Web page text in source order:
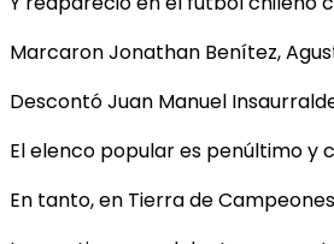
Marcaron Jonathan Benítez,
Descontó Juan Manuel
El elenco popular es penúltimo y
En tanto, en Tierra de